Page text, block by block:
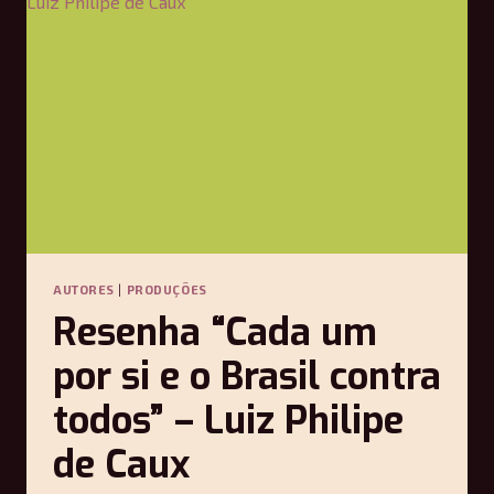
ESTUDO –
AUTORES PRODUÇÕES
Resenha “Cada um
por si e o Brasil contra
todos” – Luiz Philipe
de Caux